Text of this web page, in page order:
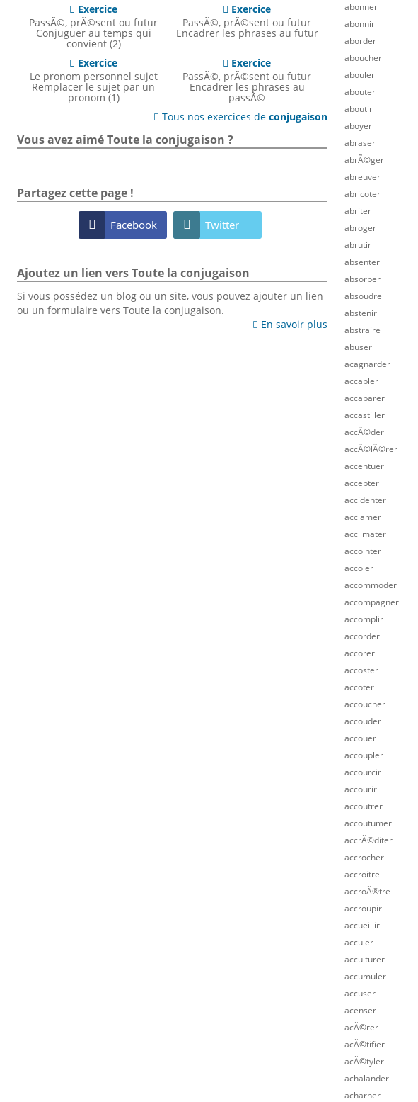
abonner
abonnir
aborder
aboucher
abouler
abouter
aboutir
aboyer
abraser
abrÃ©ger
abreuver
abricoter
abriter
abroger
abrutir
absenter
absorber
absoudre
abstenir
abstraire
abuser
acagnarder
accabler
accaparer
accastiller
accÃ©der
accÃ©lÃ©rer
accentuer
accepter
accidenter
acclamer
acclimater
accointer
accoler
accommoder
accompagner
accomplir
accorder
accorer
accoster
accoter
accoucher
accouder
accouer
accoupler
accourcir
accourir
accoutrer
accoutumer
accrÃ©diter
accrocher
accroitre
accroÃ®tre
accroupir
accueillir
acculer
acculturer
accumuler
accuser
acenser
acÃ©rer
acÃ©tifier
acÃ©tyler
achalander
acharner
 Exercice
PassÃ©, prÃ©sent ou futur
Conjuguer au temps qui
convient (2)
 Exercice
PassÃ©, prÃ©sent ou futur
Encadrer les phrases au futur
 Exercice
Le pronom personnel sujet
Remplacer le sujet par un
pronom (1)
 Exercice
PassÃ©, prÃ©sent ou futur
Encadrer les phrases au
passÃ©
 Tous nos exercices deconjugaison
Vous avez aimé Toute la conjugaison ?
Partagez cette page !
 Facebook  Twitter
Ajoutez un lien vers Toute la conjugaison
Si vous possédez un blog ou un site, vous pouvez ajouter un lien
ou un formulaire vers Toute la conjugaison.
 En savoir plus